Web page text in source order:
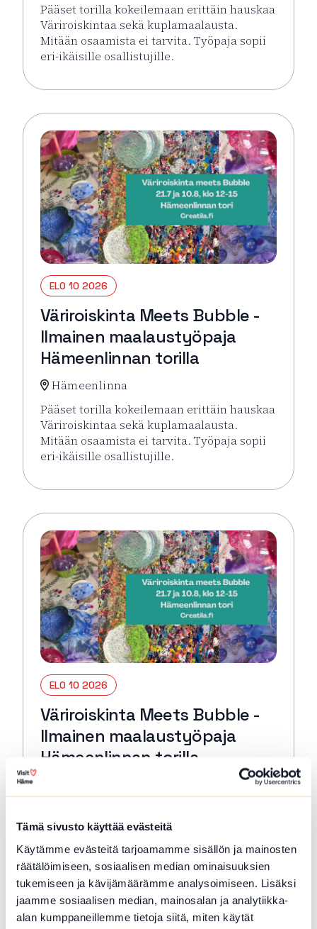
Tämä sivusto käyttää evästeitä
Käytämme evästeitä tarjoamamme sisällön ja mainosten
räätälöimiseen, sosiaalisen median ominaisuuksien
tukemiseen ja kävijämäärämme analysoimiseen. Lisäksi
jaamme sosiaalisen median, mainosalan ja analytiikka-
alan kumppaneillemme tietoja siitä, miten käytät
Pääset torilla kokeilemaan erittäin hauskaa
Väriroiskintaa sekä kuplamaalausta.
Mitään osaamista ei tarvita. Työpaja sopii
eri-ikäisille osallistujille.
Lue lisää tapahtumasta Väriroiskinta Meets
ELO 10 2026
Väriroiskinta Meets Bubble -
Ilmainen maalaustyöpaja
Hämeenlinnan torilla
Hämeenlinna
Pääset torilla kokeilemaan erittäin hauskaa
Väriroiskintaa sekä kuplamaalausta.
Mitään osaamista ei tarvita. Työpaja sopii
eri-ikäisille osallistujille.
Lue lisää tapahtumasta Väriroiskinta Meets
ELO 10 2026
Väriroiskinta Meets Bubble -
Ilmainen maalaustyöpaja
Hämeenlinnan torilla
Väriroiskintaa sekä kuplamaalausta.
eri-ikäisille osallistujille.
Lue lisää tapahtumasta Väriroiskinta Meets